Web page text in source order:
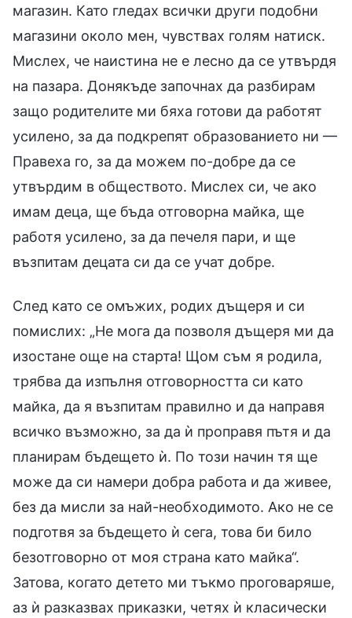
магазин. Като гледах всички други подобни
магазини около мен, чувствах голям натиск.
Мислех, че наистина не е лесно да се утвърдя
на пазара. Донякъде започнах да разбирам
защо родителите ми бяха готови да работят
усилено, за да подкрепят образованието ни —
Правеха го, за да можем по-добре да се
утвърдим в обществото. Мислех си, че ако
имам деца, ще бъда отговорна майка, ще
работя усилено, за да печеля пари, и ще
възпитам децата си да се учат добре.
След като се омъжих, родих дъщеря и си
помислих: „Не мога да позволя дъщеря ми да
изостане още на старта! Щом съм я родила,
трябва да изпълня отговорността си като
майка, да я възпитам правилно и да направя
всичко възможно, за да ѝ проправя пътя и да
планирам бъдещето ѝ. По този начин тя ще
може да си намери добра работа и да живее,
без да мисли за най-необходимото. Ако не се
подготвя за бъдещето ѝ сега, това би било
безотговорно от моя страна като майка“.
Затова, когато детето ми тъкмо проговаряше,
аз ѝ разказвах приказки, четях ѝ класически